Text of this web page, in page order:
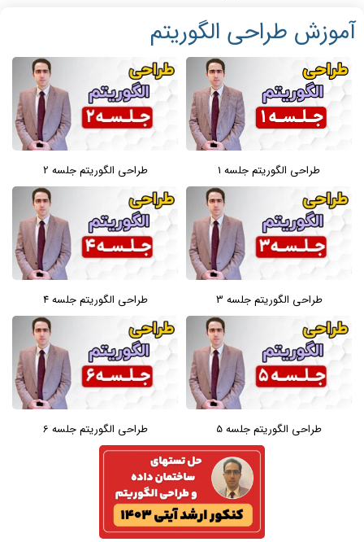
آموزش طراحی الگوریتم
طراحی الگوریتم جلسه 1 طراحی الگوریتم جلسه 2
طراحی الگوریتم جلسه 3 طراحی الگوریتم جلسه 4
طراحی الگوریتم جلسه 5 طراحی الگوریتم جلسه 6